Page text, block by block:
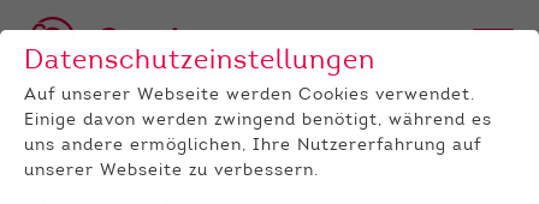
Datenschutzeinstellungen
Auf unserer Webseite werden Cookies verwendet.
Einige davon werden zwingend benötigt, während es
uns andere ermöglichen, Ihre Nutzererfahrung auf
unserer Webseite zu verbessern.